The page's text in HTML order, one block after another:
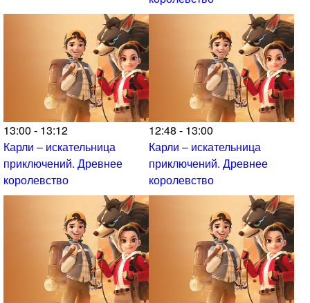
13:00 - 13:12
Карли – искательница
приключений. Древнее
королевство
12:48 - 13:00
Карли – искательница
приключений. Древнее
королевство